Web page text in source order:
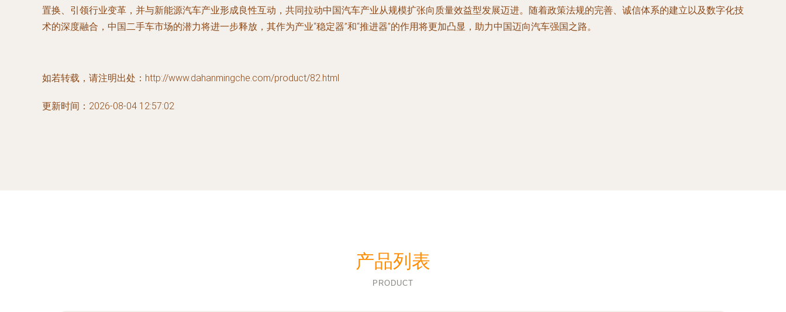
置换、引领行业变革，并与新能源汽车产业形成良性互动，共同拉动中国汽车产业从规模扩张向质量效益型发展迈进。随着政策法规的完善、诚信体系的建立以及数字化技
术的深度融合，中国二手车市场的潜力将进一步释放，其作为产业“稳定器”和“推进器”的作用将更加凸显，助力中国迈向汽车强国之路。
如若转载，请注明出处：http://www.dahanmingche.com/product/82.html
更新时间：2026-08-04 12:57:02
产品列表
PRODUCT